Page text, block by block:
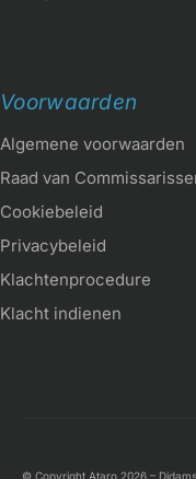
Voorwaarden
Algemene voorwaarden
Raad van
Cookiebeleid
Privacybeleid
Klachtenprocedure
Klacht indienen
© Copyright Ataro 2026 –